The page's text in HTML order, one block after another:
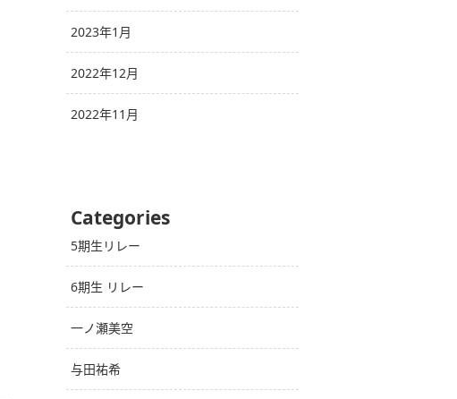
2023年1月
2022年12月
2022年11月
Categories
5期生リレー
6期生 リレー
一ノ瀬美空
与田祐希